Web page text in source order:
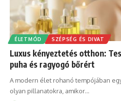
ÉLETMÓD SZÉPSÉG ÉS DIVAT
Luxus kényeztetés otthon:
puha és ragyogó bőrért
A modern élet rohanó tempójában
olyan pillanatokra, amikor…